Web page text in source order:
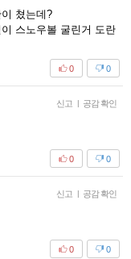
쳤는데?
스노우볼 굴린거 도란
0
0
신고 공감 확인
0
0
신고 공감 확인
0
0